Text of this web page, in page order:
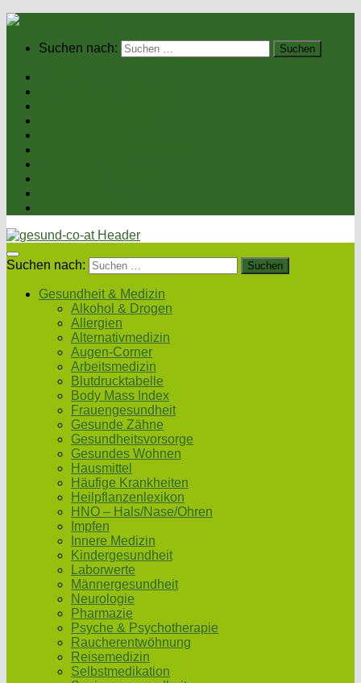
Suchen nach:
Suchen nach:
Gesundheit & Medizin
Alkohol & Drogen
Allergien
Alternativmedizin
Augen-Corner
Arbeitsmedizin
Blutdrucktabelle
Body Mass Index
Frauengesundheit
Gesunde Zähne
Gesundheitsvorsorge
Gesundes Wohnen
Hausmittel
Häufige Krankheiten
Heilpflanzenlexikon
HNO – Hals/Nase/Ohren
Impfen
Innere Medizin
Kindergesundheit
Laborwerte
Männergesundheit
Neurologie
Pharmazie
Psyche & Psychotherapie
Raucherentwöhnung
Reisemedizin
Selbstmedikation